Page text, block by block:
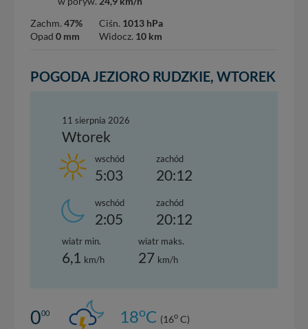
Zachm. 47%
Opad 0 mm
Ciśn. 1013 hPa
Widocz. 10 km
POGODA JEZIORO RUDZKIE, WTOREK
11 sierpnia 2026
Wtorek
wschód
5:03
zachód
20:12
wschód
2:05
zachód
20:12
wiatr min.
6,1 km/h
wiatr maks.
27 km/h
000 18oC (16o C)
nowo...